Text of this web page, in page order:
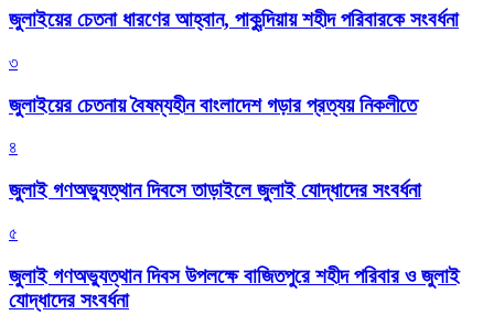
জুলাইয়ের চেতনা ধারণের আহ্বান, পাকুন্দিয়ায় শহীদ পরিবারকে সংবর্ধনা
৩
জুলাইয়ের চেতনায় বৈষম্যহীন বাংলাদেশ গড়ার প্রত্যয় নিকলীতে
৪
জুলাই গণঅভ্যুত্থান দিবসে তাড়াইলে জুলাই যোদ্ধাদের সংবর্ধনা
৫
জুলাই গণঅভ্যুত্থান দিবস উপলক্ষে বাজিতপুরে শহীদ পরিবার ও জুলাই
যোদ্ধাদের সংবর্ধনা